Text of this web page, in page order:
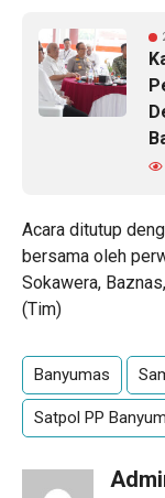
Acara ditutup
bersama oleh
Sokawera,
(Tim)
Banyumas
Satpol PP